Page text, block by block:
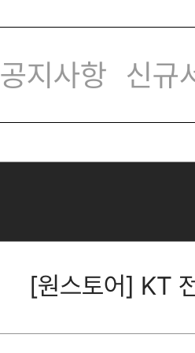
공지사항 신규